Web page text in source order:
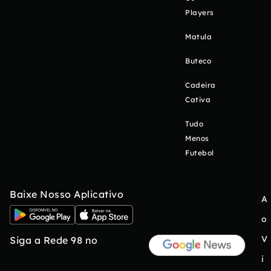
Players
Matula
Buteco
Cadeira
Cativa
Tudo
Menos
Futebol
Baixe Nosso Aplicativo
Siga a Rede 98 no
A
o
V
i